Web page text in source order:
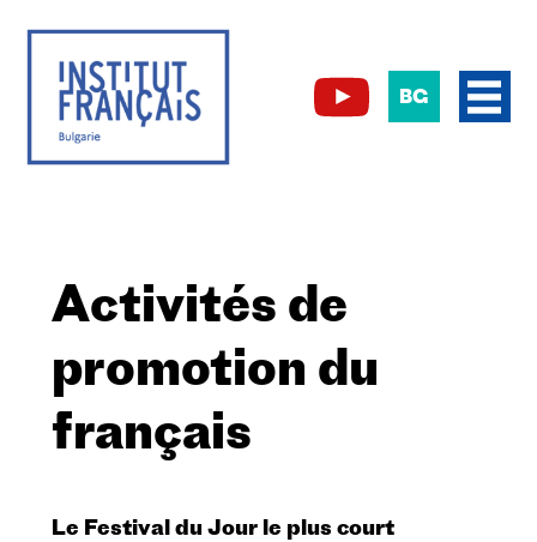
BG
Activités de
promotion du
français
Le Festival du Jour le plus court